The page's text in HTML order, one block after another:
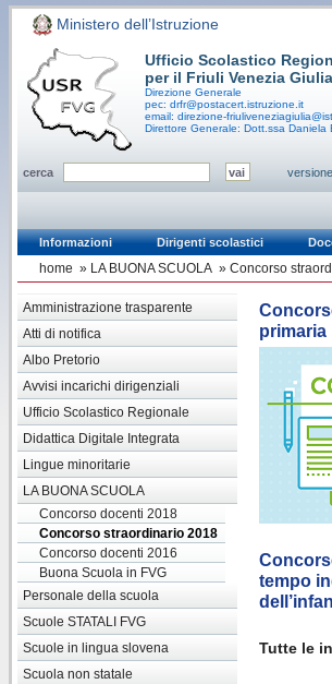
Ministero dell’Istruzione
Ufficio Scolastico
per il Friuli Venezia Giulia
Direzione Generale
pec: drfr@postacert.istruzione.it
email: direzione-
Direttore Generale: Dott.ssa Daniela
cerca
Informazioni Dirigenti scolastici
home » LA BUONA SCUOLA» Concorso
Amministrazione trasparente
Atti di notifica
Albo Pretorio
Avvisi incarichi dirigenziali
Ufficio Scolastico Regionale
Didattica Digitale Integrata
Lingue minoritarie
LA BUONA SCUOLA
Concorso docenti 2018
Concorso straordinario 2018
Concorso docenti 2016
Buona Scuola in FVG
Personale della scuola
Scuole STATALI FVG
Scuole in lingua slovena
Scuola non statale
primaria
tempo
Tutte le